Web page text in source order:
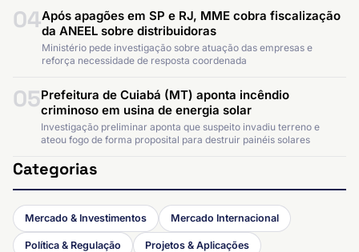
04Após apagões em SP e RJ, MME cobra fiscalização
da ANEEL sobre distribuidoras
Ministério pede investigação sobre atuação das empresas e
reforça necessidade de resposta coordenada
05Prefeitura de Cuiabá (MT) aponta incêndio
criminoso em usina de energia solar
Investigação preliminar aponta que suspeito invadiu terreno e
ateou fogo de forma proposital para destruir painéis solares
Categorias
Mercado & Investimentos Mercado Internacional
Política & Regulação Projetos & Aplicações